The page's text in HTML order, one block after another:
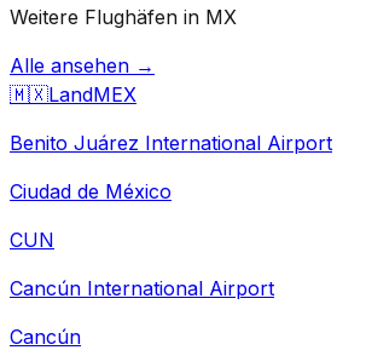
Weitere Flughäfen in MX
Alle ansehen →
🇲🇽LandMEX
Benito Juárez International Airport
Ciudad de México
CUN
Cancún International Airport
Cancún